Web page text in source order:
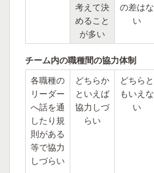
考えて決
めること
が多い
の差はな
い
チーム内の職種間の協力体制
各職種の
リーダー
へ話を通
したり規
則がある
等で協力
しづらい
どちらか
といえば
協力しづ
らい
どちらと
もいえな
い